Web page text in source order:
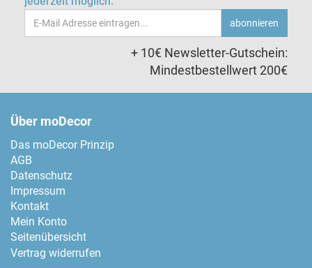
Email-
Adresse
abonnieren
+ 10€ Newsletter-Gutschein:
Mindestbestellwert 200€
Über moDecor
Das moDecor Prinzip
AGB
Datenschutz
Impressum
Kontakt
Mein Konto
Seitenübersicht
Vertrag widerrufen